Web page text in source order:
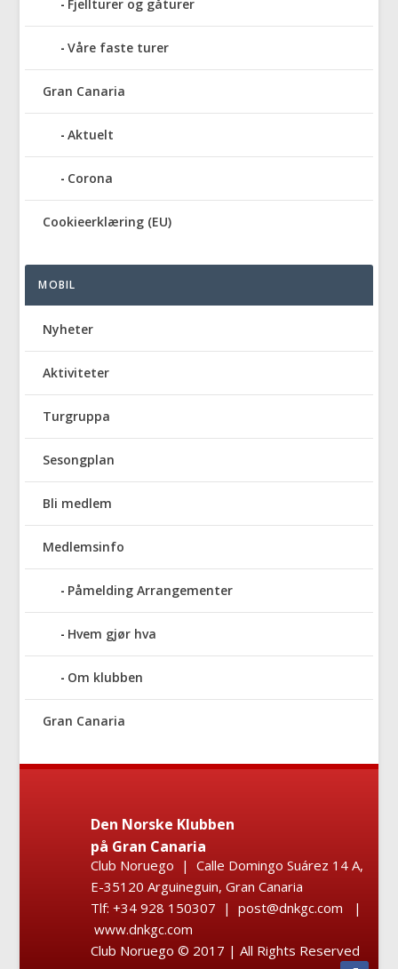
Fjellturer og gåturer
Våre faste turer
Gran Canaria
Aktuelt
Corona
Cookieerklæring (EU)
MOBIL
Nyheter
Aktiviteter
Turgruppa
Sesongplan
Bli medlem
Medlemsinfo
Påmelding Arrangementer
Hvem gjør hva
Om klubben
Gran Canaria
Den Norske Klubben
på Gran Canaria
Club Noruego | Calle Domingo Suárez 14 A,
E-35120 Arguineguin, Gran Canaria
Tlf: +34 928 150307 | post@dnkgc.com |
www.dnkgc.com
Club Noruego © 2017 | All Rights Reserved